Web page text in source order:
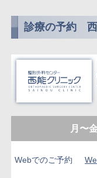
診療の予約 西
月〜
Webでのご予約